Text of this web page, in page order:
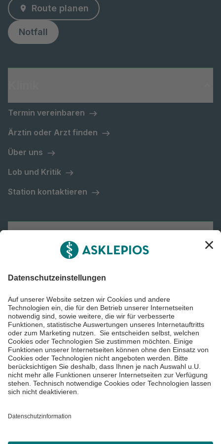
Route planen
Notfall
Termin vereinbaren
Ärztin oder Arzt finden
Über uns
Lob und Kritik
Station kontaktieren
Asklepios Gruppe
Impressum